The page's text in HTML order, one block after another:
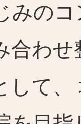
みの
合わ
して